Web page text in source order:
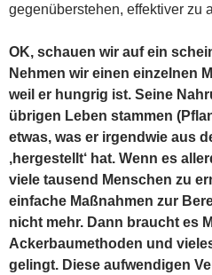
gegenüberstehen, effektiver zu
OK, schauen wir auf ein
Nehmen wir einen einzelnen
weil er hungrig ist. Seine
übrigen Leben stammen
etwas, was er irgendwie aus
‚hergestellt‘ hat. Wenn es
viele tausend Menschen zu
einfache Maßnahmen zur
nicht mehr. Dann braucht es
Ackerbaumethoden und
gelingt. Diese aufwendigen